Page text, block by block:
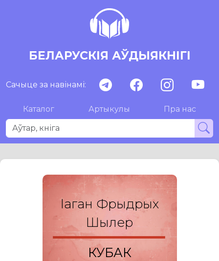
БЕЛАРУСКІЯ АЎДЫЯКНІГІ
Сачыце за навінамі:
Каталог Артыкулы Пра нас
Iаган Фрыдрых
Шылер
КУБАК